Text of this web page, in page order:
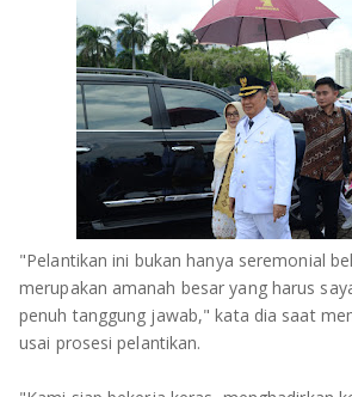
MESUJI
WAY KANAN
PRINGSEWU
"Pelantikan ini bukan hanya seremonial
merupakan amanah besar yang harus
penuh tanggung jawab," kata dia saat
usai prosesi pelantikan.